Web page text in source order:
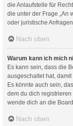
die Anlaufstelle für
die unter der Frage „An
oder juristische
Nach oben
Warum kann ich mich
Es kann sein, dass die
ausgeschaltet hat,
Es könnte auch sein,
dem du dich registrieren
wende dich an die
Nach oben